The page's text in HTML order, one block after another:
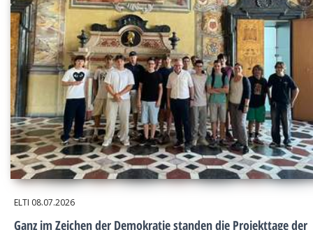
ELTI 08.07.2026
Ganz im Zeichen der Demokratie standen die Projekttage der